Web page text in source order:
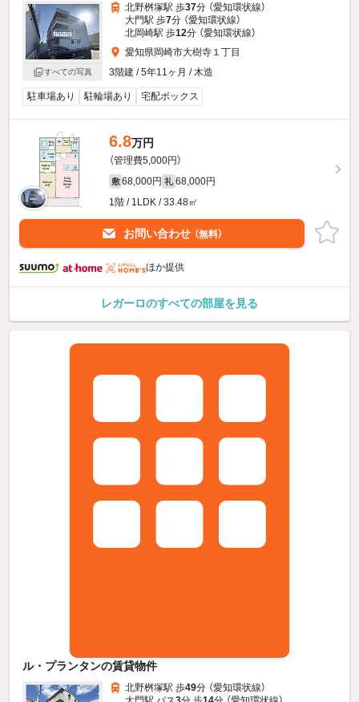
すべての写真
北野桝塚駅 歩37分 （愛知環状線）
大門駅 歩7分 （愛知環状線）
北岡崎駅 歩12分 （愛知環状線）
愛知県岡崎市大樹寺１丁目
3階建 / 5年11ヶ月 / 木造
駐車場あり 駐輪場あり 宅配ボックス
6.8万円
（管理費5,000円）
敷 68,000円 礼 68,000円
1階 / 1LDK / 33.48㎡
お問い合わせ （無料）
ほか提供
レガーロのすべての部屋を見る
ル・プランタンの賃貸物件
北野桝塚駅 歩49分 （愛知環状線）